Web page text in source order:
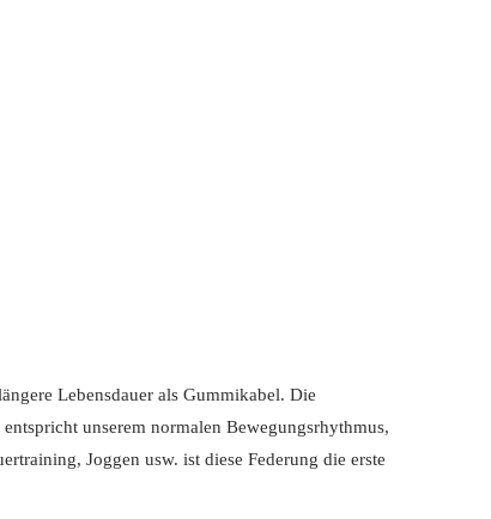
Lebensdauer als Gummikabel. Die
unserem normalen Bewegungsrhythmus,
Joggen usw. ist diese Federung die erste